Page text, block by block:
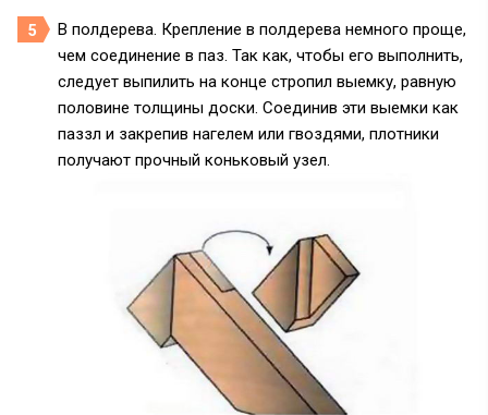
В полдерева. Крепление в полдерева немного проще,
чем соединение в паз. Так как, чтобы его выполнить,
следует выпилить на конце стропил выемку, равную
половине толщины доски. Соединив эти выемки как
паззл и закрепив нагелем или гвоздями, плотники
получают прочный коньковый узел.